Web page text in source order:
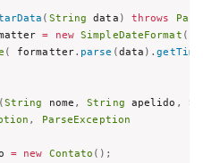
( String data ) throws
= new SimpleDateFormat (
( formatter. parse (data ) .getTime
String nome , String apelido ,
,
ParseException
= new Contato ( ) ;